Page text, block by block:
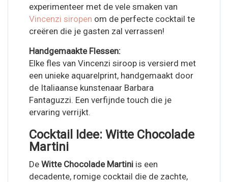
experimenteer met de vele smaken van
Vincenzi siropen om de perfecte cocktail te
creëren die je gasten zal verrassen!
Handgemaakte Flessen:
Elke fles van Vincenzi siroop is versierd met
een unieke aquarelprint, handgemaakt door
de Italiaanse kunstenaar Barbara
Fantaguzzi. Een verfijnde touch die je
ervaring verrijkt.
Cocktail Idee: Witte Chocolade
Martini
De Witte Chocolade Martini is een
decadente, romige cocktail die de zachte,